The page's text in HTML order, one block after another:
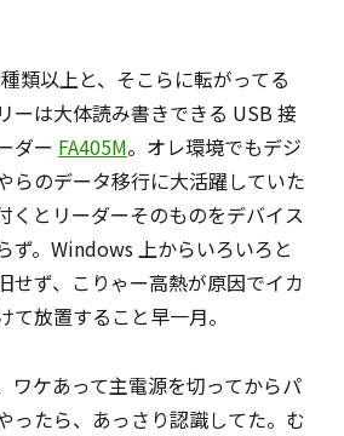
類以上と、そこらに転がってる
ーは大体読み書きできる USB 接
ダー FA405M。オレ環境でもデジ
らのデータ移行に大活躍していた
くとリーダーそのものをデバイス
ず。Windows 上からいろいろと
せず、こりゃー高熱が原因でイカ
て放置すること早一月。
ワケあって主電源を切ってからパ
ったら、あっさり認識してた。む